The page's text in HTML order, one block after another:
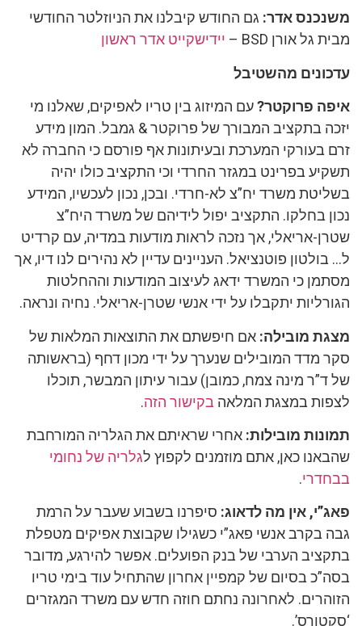
משנכנס אדר: גם החודש קיבלנו את הניוזלטר החודשי
מבית גל אורן BSD –
יידישקייט אדר ראשון
עדכונים מהשטיבל
איפה פרוקטר?עם המיזוג בין טריו לאפיקים, שאלנו מי
יזכה בתקציב המבורך של פרוקטר & גמבל. המון מידע
זרם בעורקי המערכת ובעיתונות אף פורסם כי החברה לא
תשקיע בפרינט במגזר החרדי וכי התקציב כולו יהיה
בשליטת משרד יח”צ לא-חרדי. ובכן, נכון לעכשיו, המידע
נכון בחלקו. התקציב יפול לידיהם של משרד היח”צ
שטרן-אריאלי, אך נזכה לראות מודעות במדיה, עם קרדיט
ל… בולטון פוטנציאל. העניינים עדיין לא נהירים לנו דיו, אך
מסתמן כי המשרד ידאג לעיצוב המודעות וההחלטות
הגורליות יתקבלו על ידי אנשי שטרן-אריאלי. נחיה ונראה.
מצגת מובילה: אם חיפשתם את התוצאות המלאות של
סקר מדד המובילים שנערך על ידי מכון דחף (בראשותה
של ד”ר מינה צמח, כמובן) עבור עיתון המבשר, תוכלו
לצפות במצגת המלאה בקישור הזה.
תמונות מובילות: אחרי שראיתם את הגלריה המורחבת
שהבאנו כאן, אתם מוזמנים לקפוץ לגלריה של נחומי
בבחדרי.
פאג”י, אין מה לדאוג: סיפרנו בשבוע שעבר על הרמת
גבה בקרב אנשי פאג”י כשגילו שקבוצת אפיקים מטפלת
בתקציב הערבי של בנק הפועלים. אפשר להירגע, מדובר
בסה”כ בסיום של קמפיין אחרון שהתחיל עוד בימי טריו
הזוהרים. לאחרונה נחתם חוזה חדש עם משרד המגזרים
‘סקטורס’.